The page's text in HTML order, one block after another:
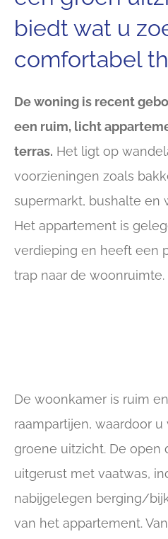
biedt wat u
comfortabel
De woning is recent
een ruim, licht
terras. Het ligt op
voorzieningen zoals
supermarkt, bushalte en
Het appartement is
verdieping en heeft een
trap naar de woonruimte.
De woonkamer is ruim
raampartijen, waardoor
groene uitzicht. De open
uitgerust met vaatwas,
nabijgelegen berging/
van het appartement.